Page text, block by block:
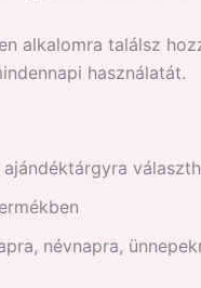
alkalomra találsz
használatát.
névnapra,